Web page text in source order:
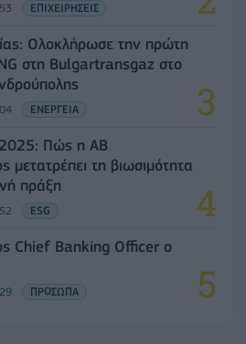
ΕΠΙΧΕΙΡΗΣΕΙΣ
Ολοκλήρωσε την πρώτη
στη Bulgartransgaz στο
ΕΝΕΡΓΕΙΑ
2025: Πώς η ΑΒ
μετατρέπει τη βιωσιμότητα
πράξη
ESG
Chief Banking Officer ο
ΠΡΟΣΩΠΑ